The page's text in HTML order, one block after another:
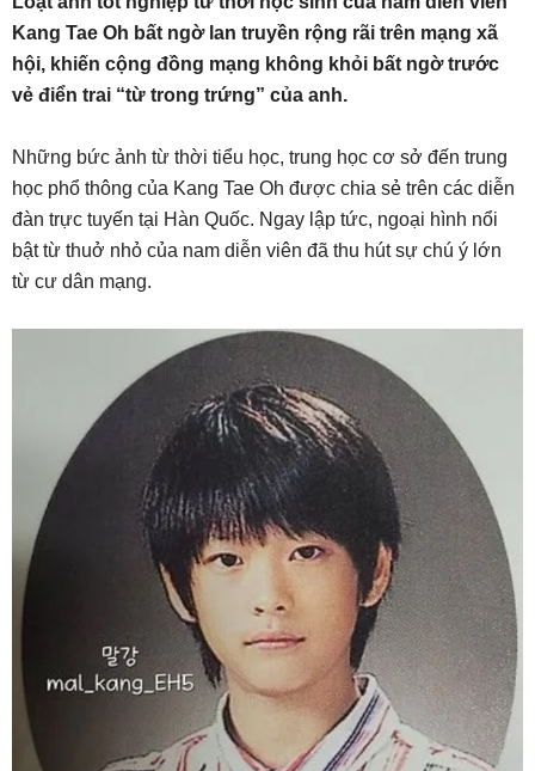
Kang Tae Oh bất ngờ lan truyền rộng rãi trên mạng xã
hội, khiến cộng đồng mạng không khỏi bất ngờ trước
vẻ điển trai “từ trong trứng” của anh.
Những bức ảnh từ thời tiểu học, trung học cơ sở đến trung
học phổ thông của Kang Tae Oh được chia sẻ trên các diễn
đàn trực tuyến tại Hàn Quốc. Ngay lập tức, ngoại hình nổi
bật từ thuở nhỏ của nam diễn viên đã thu hút sự chú ý lớn
từ cư dân mạng.